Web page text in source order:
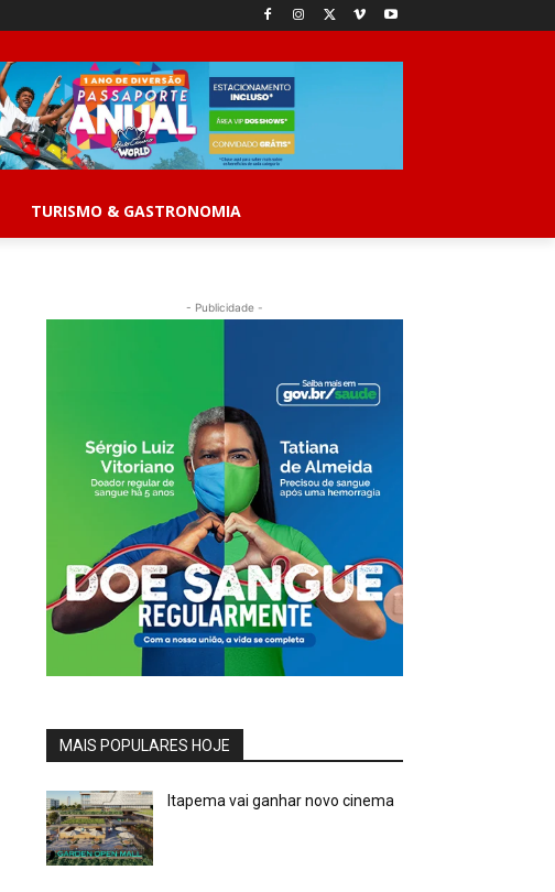
TURISMO & GASTRONOMIA
- Publicidade -
MAIS POPULARES HOJE
Itapema vai ganhar novo cinema